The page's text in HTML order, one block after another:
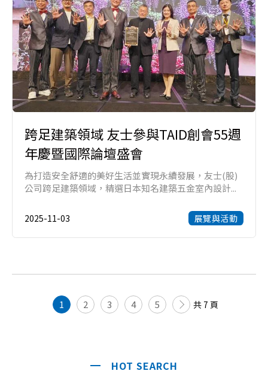
跨足建築領域 友士參與TAID創會55週
年慶暨國際論壇盛會
為打造安全舒適的美好生活並實現永續發展，友士(股)
公司跨足建築領域，精選日本知名建築五金室內設計...
2025-11-03 展覽與活動
1 2 3 4 5 共 7 頁
HOT SEARCH